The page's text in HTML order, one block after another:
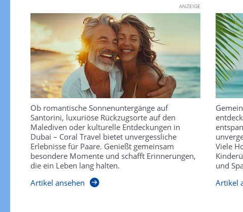
ANZEIGE
Ob romantische Sonnenuntergänge auf
Santorini, luxuriöse Rückzugsorte auf den
Malediven oder kulturelle Entdeckungen in
Dubai – Coral Travel bietet unvergessliche
Erlebnisse für Paare. Genießt gemeinsam
besondere Momente und schafft Erinnerungen,
die ein Leben lang halten.
Artikel ansehen
Viele
und
Artikel